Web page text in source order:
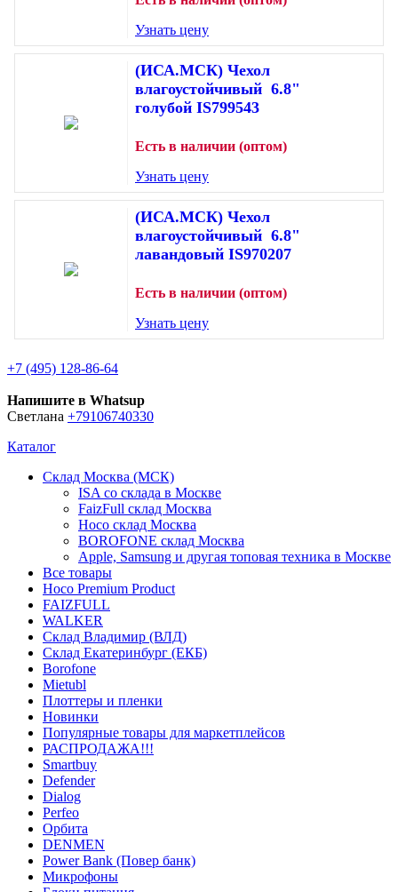
Узнать цену
(ИСА.МСК) Чехол
влагоустойчивый 6.8"
голубой IS799543
Есть в наличии (оптом)
Узнать цену
(ИСА.МСК) Чехол
влагоустойчивый 6.8"
лавандовый IS970207
Есть в наличии (оптом)
Узнать цену
+7 (495) 128-86-64
Напишите в Whatsup
Светлана +79106740330
Каталог
Склад Москва (МСК)
ISA со склада в Москве
FaizFull склад Москва
Hoco склад Москва
BOROFONE склад Москва
Apple, Samsung и другая топовая техника в Москве
Все товары
Hoco Premium Product
FAIZFULL
WALKER
Склад Владимир (ВЛД)
Склад Екатеринбург (ЕКБ)
Borofone
Mietubl
Плоттеры и пленки
Новинки
Популярные товары для маркетплейсов
РАСПРОДАЖА!!!
Smartbuy
Defender
Dialog
Perfeo
Орбита
DENMEN
Power Bank (Повер банк)
Микрофоны